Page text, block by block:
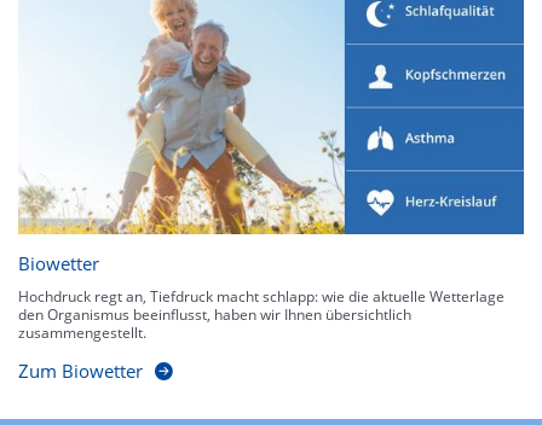
Biowetter
Hochdruck regt an, Tiefdruck macht schlapp: wie die aktuelle Wetterlage
den Organismus beeinflusst, haben wir Ihnen übersichtlich
zusammengestellt.
Zum Biowetter